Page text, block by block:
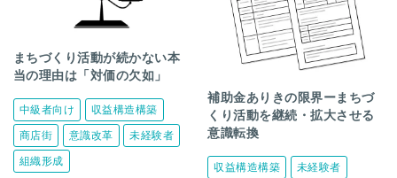
まちづくり活動が続かない本
当の理由は「対価の欠如」
中級者向け 収益構造構築
商店街 意識改革 未経験者
組織形成
補助金ありきの限界ーまちづ
くり活動を継続・拡大させる
意識転換
収益構造構築 未経験者